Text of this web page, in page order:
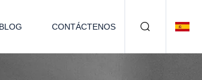
BLOG CONTÁCTENOS